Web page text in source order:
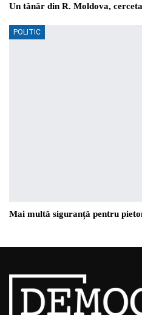
Un tânăr din R. Moldova,
POLITIC
Mai multă siguranță pentru